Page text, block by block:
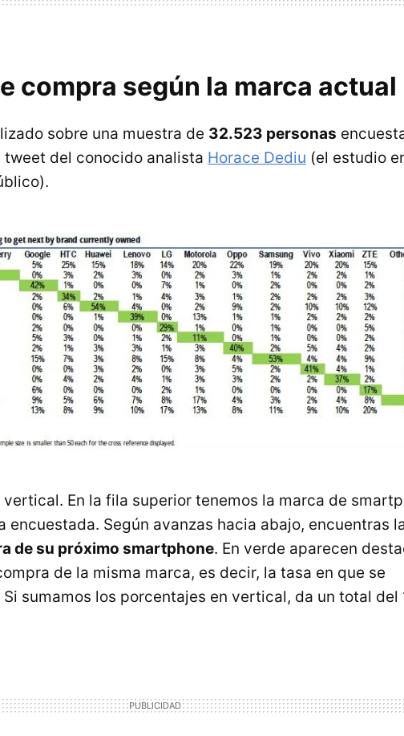
compra según la marca actual
sobre una muestra de 32.523 personas
del conocido analista Horace Dediu (el estudio
vertical. En la fila superior tenemos la marca de
encuestada. Según avanzas hacia abajo, encuentras
de su próximo smartphone. En verde aparecen
de la misma marca, es decir, la tasa en que se
sumamos los porcentajes en vertical, da un total del